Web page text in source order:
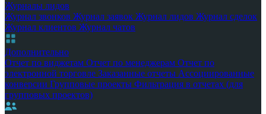
Журналы лидов
Журнал звонков Журнал заявок Журнал лидов Журнал сделок
Журнал клиентов Журнал чатов
Дополнительно
Отчет по виджетам Отчет по менеджерам Отчет по
электронной торговле Заказанные отчеты Ассоциированные
конверсии Групповые проекты Фильтрация в отчетах (для
групповых проектов)